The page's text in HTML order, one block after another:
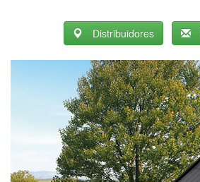
Distribuidores